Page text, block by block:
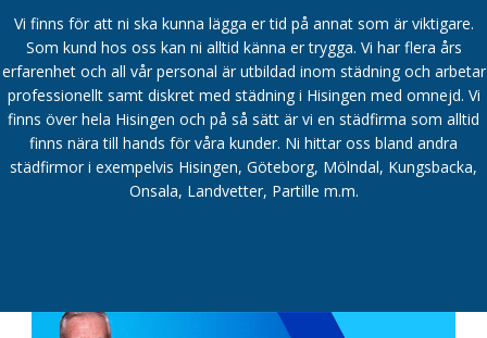
Vi finns för att ni ska kunna lägga er tid på annat som är viktigare.
Som kund hos oss kan ni alltid känna er trygga. Vi har flera års
erfarenhet och all vår personal är utbildad inom städning och arbetar
professionellt samt diskret med städning i Hisingen med omnejd. Vi
finns över hela Hisingen och på så sätt är vi en städfirma som alltid
finns nära till hands för våra kunder. Ni hittar oss bland andra
städfirmor i exempelvis Hisingen, Göteborg, Mölndal, Kungsbacka,
Onsala, Landvetter, Partille m.m.